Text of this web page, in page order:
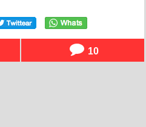
10